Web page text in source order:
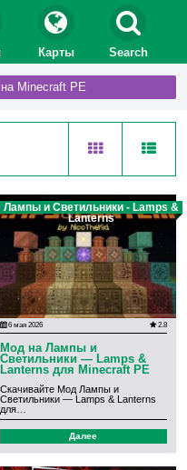
Карты Search
Minecraft PE
Лампы и Светильники - Lamps &
Lanterns
6 мая 2026 2.8
Мод на Лампы и
Светильники — Lamps &
Lanterns для Minecraft PE
Скачивайте Мод Лампы и
Светильники — Lamps & Lanterns
для…
Далее